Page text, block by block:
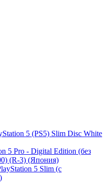
5 (PS5) Slim Disc White
5 Pro - Digital Edition (без
(R-3) (Япония)
5 Slim (с